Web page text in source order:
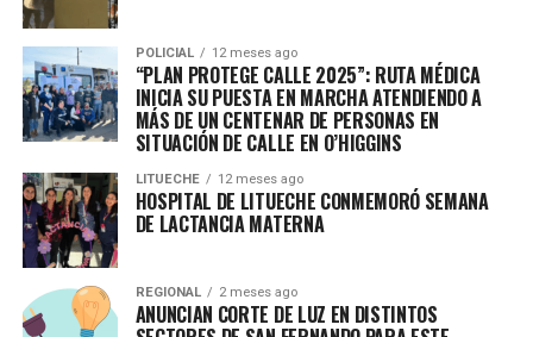
POLICIAL 12 meses ago
“PLAN PROTEGE CALLE 2025”: RUTA MÉDICA
INICIA SU PUESTA EN MARCHA ATENDIENDO A
MÁS DE UN CENTENAR DE PERSONAS EN
SITUACIÓN DE CALLE EN O’HIGGINS
LITUECHE 12 meses ago
HOSPITAL DE LITUECHE CONMEMORÓ SEMANA
DE LACTANCIA MATERNA
REGIONAL 2 meses ago
ANUNCIAN CORTE DE LUZ EN DISTINTOS